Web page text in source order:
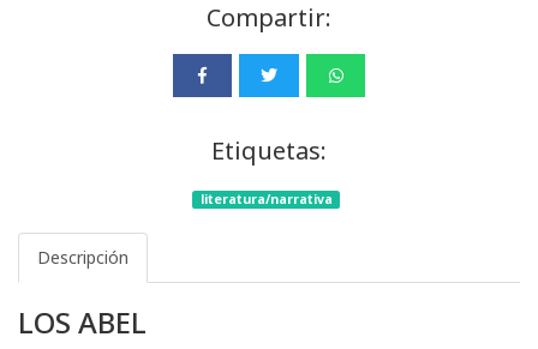
Compartir:
Etiquetas:
literatura/narrativa
Descripción
LOS ABEL